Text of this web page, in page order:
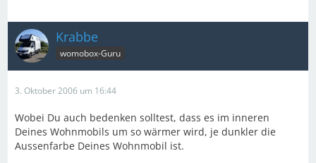
Krabbe
womobox-Guru
3. Oktober 2006 um 16:44
Wobei Du auch bedenken solltest, dass es im inneren
Deines Wohnmobils um so wärmer wird, je dunkler die
Aussenfarbe Deines Wohnmobil ist.